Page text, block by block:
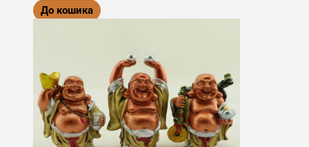
До кошика